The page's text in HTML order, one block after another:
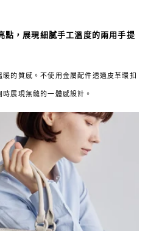
點，展現細膩手工溫度的兩用手提
的質感。不使用金屬配件透過皮革環扣
展現無縫的一體感設計。